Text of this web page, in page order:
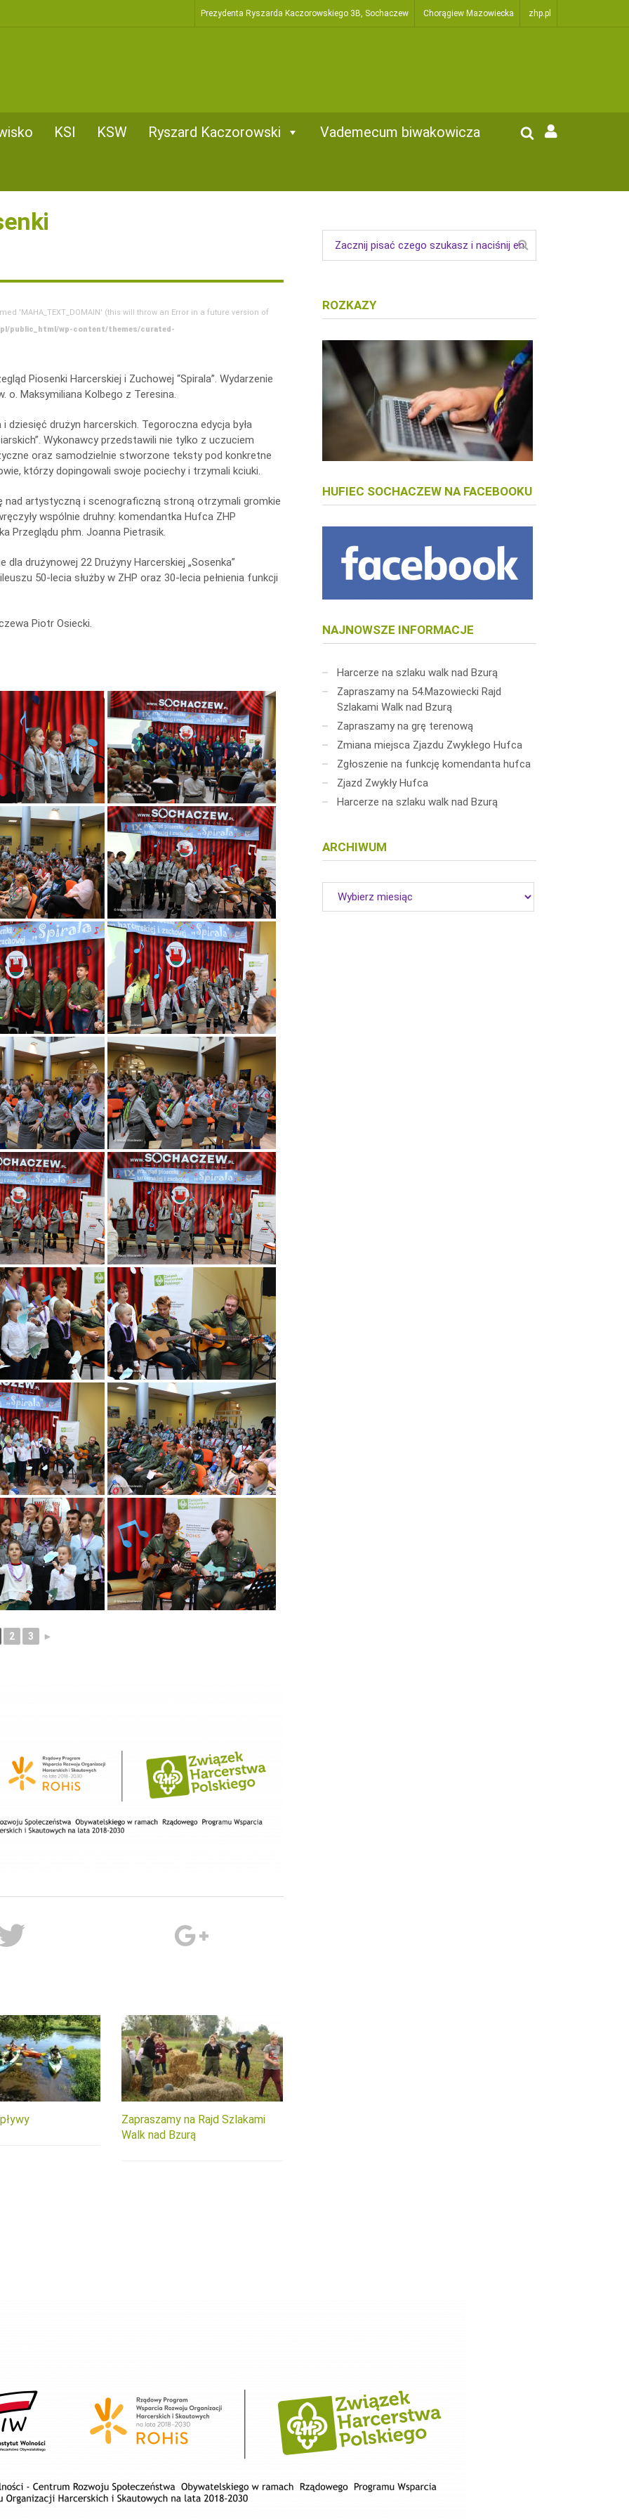
Prezydenta Ryszarda Kaczorowskiego 3B, Sochaczew Chorągiew Mazowiecka zhp.pl
KSI KSW Ryszard Kaczorowski Vademecum biwakowicza
'MAHA_TEXT_DOMAIN' (this will throw an Error in a future version of
public_html/wp-content/themes/curated-
Piosenki Harcerskiej i Zuchowej “Spirala”. Wydarzenie
o. Maksymiliana Kolbego z Teresina.
dziesięć drużyn harcerskich. Tegoroczna edycja była
Wykonawcy przedstawili nie tylko z uczuciem
oraz samodzielnie stworzone teksty pod konkretne
którzy dopingowali swoje pociechy i trzymali kciuki.
nad artystyczną i scenograficzną stroną otrzymali gromkie
wspólnie druhny: komendantka Hufca ZHP
Przeglądu phm. Joanna Pietrasik.
drużynowej 22 Drużyny Harcerskiej „Sosenka”
50-lecia służby w ZHP oraz 30-lecia pełnienia funkcji
Piotr Osiecki.
2 3 ►
Zapraszamy na Rajd Szlakami
Walk nad Bzurą
ROZKAZY
HUFIEC SOCHACZEW NA FACEBOOKU
NAJNOWSZE INFORMACJE
Harcerze na szlaku walk nad Bzurą
Zapraszamy na 54.Mazowiecki Rajd
Szlakami Walk nad Bzurą
Zapraszamy na grę terenową
Zmiana miejsca Zjazdu Zwykłego Hufca
Zgłoszenie na funkcję komendanta hufca
Zjazd Zwykły Hufca
Harcerze na szlaku walk nad Bzurą
ARCHIWUM
Archiwum